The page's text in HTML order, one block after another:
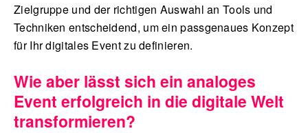
Zielgruppe und der richtigen Auswahl an Tools und
Techniken entscheidend, um ein passgenaues Konzept
für Ihr digitales Event zu definieren.
Wie aber lässt sich ein analoges
Event erfolgreich in die digitale Welt
transformieren?